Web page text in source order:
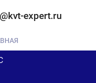
expert.ru